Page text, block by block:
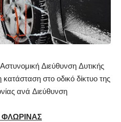
Διεύθυνση Δυτικής
στο οδικό δίκτυο της
ανά Διεύθυνση